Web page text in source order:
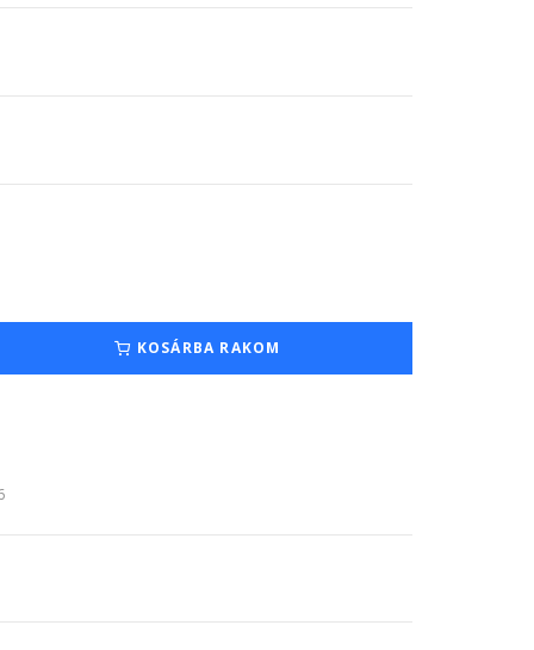
KOSÁRBA RAKOM